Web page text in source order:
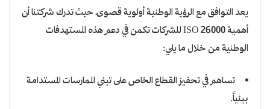
يعد التوافق مع الرؤية الوطنية أولوية قصوى، حيث تدرك شركتنا أن
أهمية ISO 26000 للشركات تكمن في دعم هذه المستهدفات
الوطنية من خلال ما يلي:
تساهم في تحفيز القطاع الخاص على تبني الممارسات المستدامة
بيئياً.